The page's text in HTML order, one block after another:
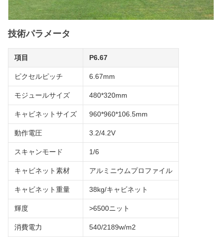
技術パラメータ
項目 P6.67
ピクセルピッチ 6.67mm
モジュールサイズ 480*320mm
キャビネットサイズ 960*960*106.5mm
動作電圧 3.2/4.2V
スキャンモード 1/6
キャビネット素材 アルミニウムプロファイル
キャビネット重量 38kg/キャビネット
輝度 >6500ニット
消費電力 540/2189w/m2